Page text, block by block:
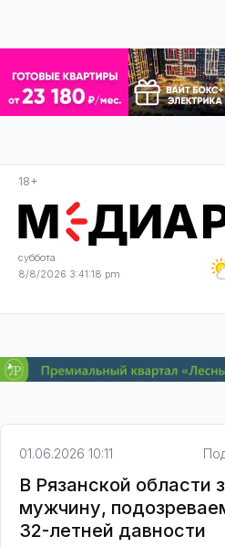
18+
суббота
8/8/2026 3:41:18 pm
01.06.2026 10:11
В Рязанской области
мужчину,
32-летней давности